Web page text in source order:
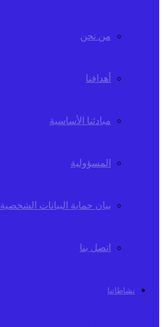
من نحن
أهدافنا
مبادئنا الأساسية
المسؤولية
بيان حماية البيانات الشخصية
اتصل بنا
نشاطاتنا